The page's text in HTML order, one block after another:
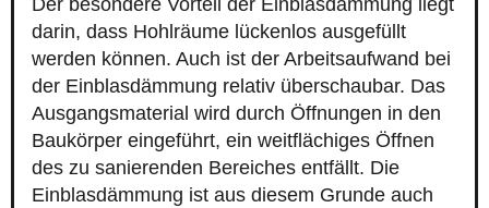
Der besondere Vorteil der Einblasdämmung liegt
darin, dass Hohlräume lückenlos ausgefüllt
werden können. Auch ist der Arbeitsaufwand bei
der Einblasdämmung relativ überschaubar. Das
Ausgangsmaterial wird durch Öffnungen in den
Baukörper eingeführt, ein weitflächiges Öffnen
des zu sanierenden Bereiches entfällt. Die
Einblasdämmung ist aus diesem Grunde auch